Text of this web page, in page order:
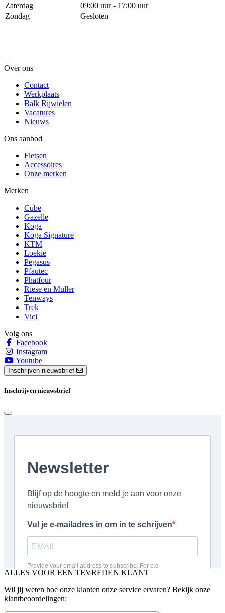
Zaterdag
09:00 uur - 17:00 uur
Zondag
Gesloten
Over ons
Contact
Werkplaats
Balk Rijwielen
Vacatures
Nieuws
Ons aanbod
Fietsen
Accessoires
Onze merken
Merken
Cube
Gazelle
Koga
Koga Signature
KTM
Loekie
Pegasus
Pfautec
Phatfour
Riese en Muller
Tenways
Trek
Vici
Volg ons
Facebook
Instagram
Youtube
Inschrijven nieuwsbrief
Inschrijven nieuwsbrief
ALLES VOOR EEN TEVREDEN KLANT
Wil jij weten hoe onze klanten onze service ervaren? Bekijk onze
klantbeoordelingen: